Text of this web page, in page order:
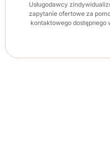
Usługodawcy
zapytanie ofertowe za
kontaktowego dostępnego